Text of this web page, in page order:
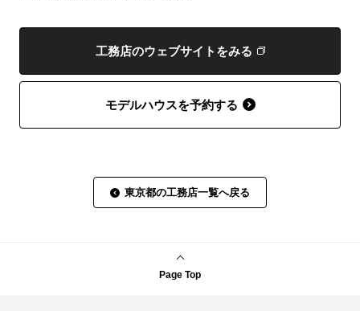
工務店のウェブサイトをみる
モデルハウスを予約する
東京都の工務店一覧へ戻る
Page Top